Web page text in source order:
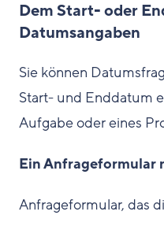
Dem Start- oder
Datumsangaben
Sie können
Start- und Enddatum
Aufgabe oder eines
Ein Anfrageformular
Anfrageformular, das